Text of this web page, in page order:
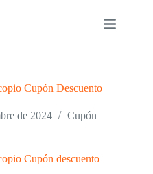
Cupón Descuento
de 2024 Cupón
Cupón descuento